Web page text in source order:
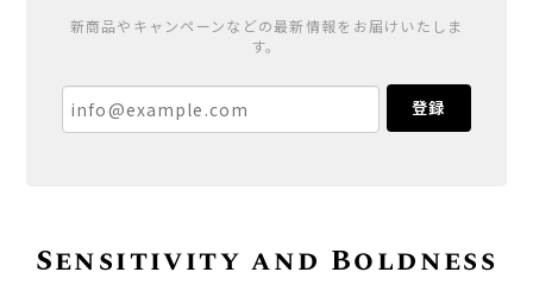
新商品やキャンペーンなどの最新情報をお届けいたしま
す。
登録
Sensitivity and Boldness